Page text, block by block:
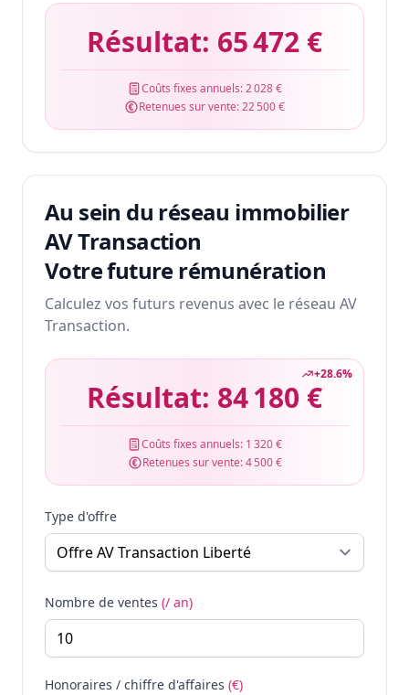
Résultat: 65 472 €
Coûts fixes annuels:2 028 €
Retenues sur vente:22 500 €
Au sein du réseau immobilier
AV Transaction
Votre future rémunération
Calculez vos futurs revenus avec le réseau AV
Transaction.
+28.6%
Résultat: 84 180 €
Coûts fixes annuels: 1 320 €
Retenues sur vente:4 500 €
Type d'offre
Nombre de ventes (/ an)
Honoraires / chiffre d'affaires (€)